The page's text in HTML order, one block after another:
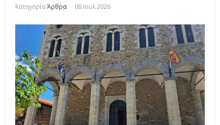
ΚατηγορίαΆρθρα 08 Ιουλ 2026